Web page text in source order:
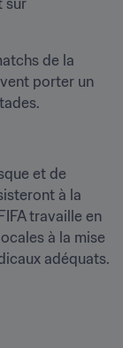
de la
porter un
et de
à la
travaille en
à la mise